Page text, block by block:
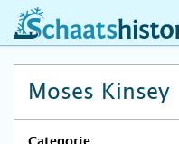
schaatshistorie.nl
Moses Kinsey